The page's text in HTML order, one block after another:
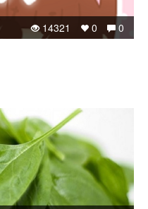
0
0
14321